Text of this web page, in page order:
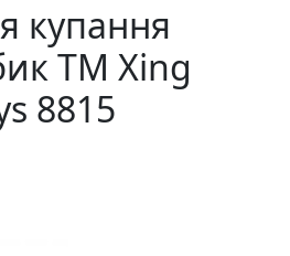
купання
ТМ Xing
8815